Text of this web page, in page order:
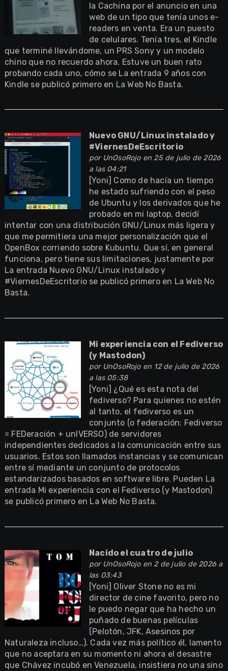
la Cachina por el anuncio en una
web de un tipo que tenía unos e-
readers en venta. Era un puesto
de celulares. Tenía tres, el Kindle
que terminé llevándome, un PRS Sony y un modelo
chino que no recuerdo ahora. Estuve un buen rato
probando cada uno, cómo se La entrada 9 años con
Kindle se publicó primero en La Web No Basta.
Nuevo GNU/Linux instalado y
#ViernesDeEscritorio
por UnOsoRojoen 25 de julio de 2026
a las 04:21
[Yoni] Como de hacía un tiempo
he estado sufriendo con el peso
de Ubuntu y los derivados que he
probado en mi laptop, decidí
intentar con una distribución GNU/Linux más ligera y
que me permitiera una mejor personalización que el
OpenBox corriendo sobre Kubuntu. Que sí, en general
funciona, pero tiene sus limitaciones, justamente por
La entrada Nuevo GNU/Linux instalado y
#ViernesDeEscritorio se publicó primero en La Web No
Basta.
Mi experiencia con el Fediverso
(y Mastodon)
por UnOsoRojoen 12 de julio de 2026
a las 05:38
[Yoni] ¿Qué es esta nota del
fediverso? Para quienes no estén
al tanto, el fediverso es un
conjunto (o federación: Fediverso
= FEDeración + unIVERSO) de servidores
independientes dedicados a la comunicación entre sus
usuarios. Estos son llamados instancias y se comunican
entre sí mediante un conjunto de protocolos
estandarizados basados en software libre. Pueden La
entrada Mi experiencia con el Fediverso (y Mastodon)
se publicó primero en La Web No Basta.
Nacido el cuatro de julio
por UnOsoRojoen 2 de julio de 2026 a
las 03:43
[Yoni] Oliver Stone no es mi
director de cine favorito, pero no
le puedo negar que ha hecho un
puñado de buenas películas
(Pelotón, JFK, Asesinos por
Naturaleza incluso…). Cada vez más político él, lamento
que no aceptara en su momento ni ahora el desastre
que Chávez incubó en Venezuela, insistiera no una sino